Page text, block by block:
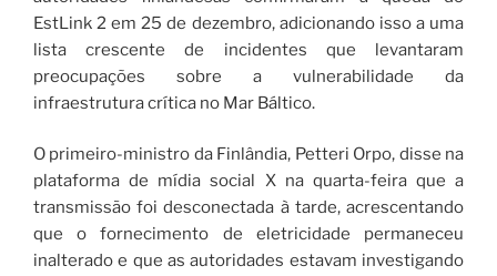
EstLink 2 em 25 de dezembro, adicionando isso a uma
lista crescente de incidentes que levantaram
preocupações sobre a vulnerabilidade da
infraestrutura crítica no Mar Báltico.
O primeiro-ministro da Finlândia, Petteri Orpo, disse na
plataforma de mídia social X na quarta-feira que a
transmissão foi desconectada à tarde, acrescentando
que o fornecimento de eletricidade permaneceu
inalterado e que as autoridades estavam investigando